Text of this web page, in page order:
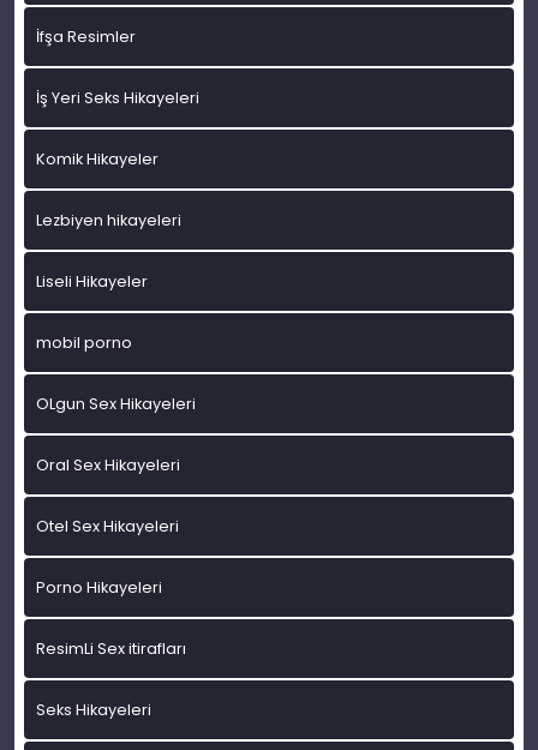
İfşa Resimler
İş Yeri Seks Hikayeleri
Komik Hikayeler
Lezbiyen hikayeleri
Liseli Hikayeler
mobil porno
OLgun Sex Hikayeleri
Oral Sex Hikayeleri
Otel Sex Hikayeleri
Porno Hikayeleri
ResimLi Sex itirafları
Seks Hikayeleri